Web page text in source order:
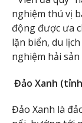
nghiệm thú vị
động được ưa
lặn biển, du
nghiệm hải
Đảo Xanh
Đảo Xanh là